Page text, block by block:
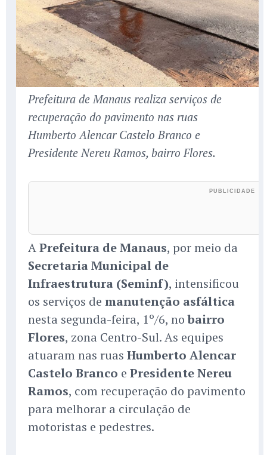
Prefeitura de Manaus realiza serviços de
recuperação do pavimento nas ruas
Humberto Alencar Castelo Branco e
Presidente Nereu Ramos, bairro Flores.
APrefeitura de Manaus, por meio da
Secretaria Municipal de
Infraestrutura (Seminf), intensificou
os serviços de manutenção asfáltica
nesta segunda-feira, 1º/6, nobairro
Flores, zona Centro-Sul. As equipes
atuaram nas ruas Humberto Alencar
Castelo Branco e Presidente Nereu
Ramos, com recuperação do pavimento
para melhorar a circulação de
motoristas e pedestres.